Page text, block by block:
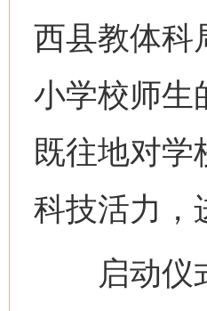
西县教体科
小学校师生
既往地对
科技活力，
启动仪式